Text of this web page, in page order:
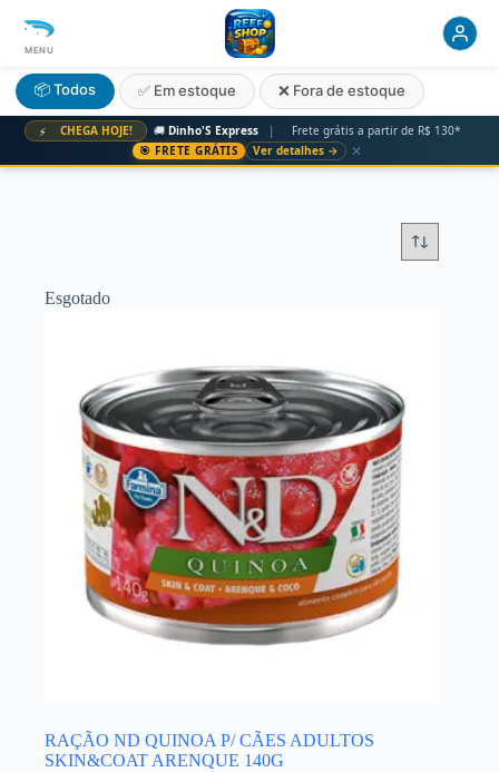
⚡ CHEGA HOJE! 🚚 Dinho'S Express |
Frete grátis a partir de R$ 130*
🎯 FRETE GRÁTIS
Ver detalhes → ✕
MENU
📦 Todos ✅ Em estoque ❌ Fora de estoque
Esgotado
RAÇÃO ND QUINOA P/ CÃES ADULTOS
SKIN&COAT ARENQUE 140G